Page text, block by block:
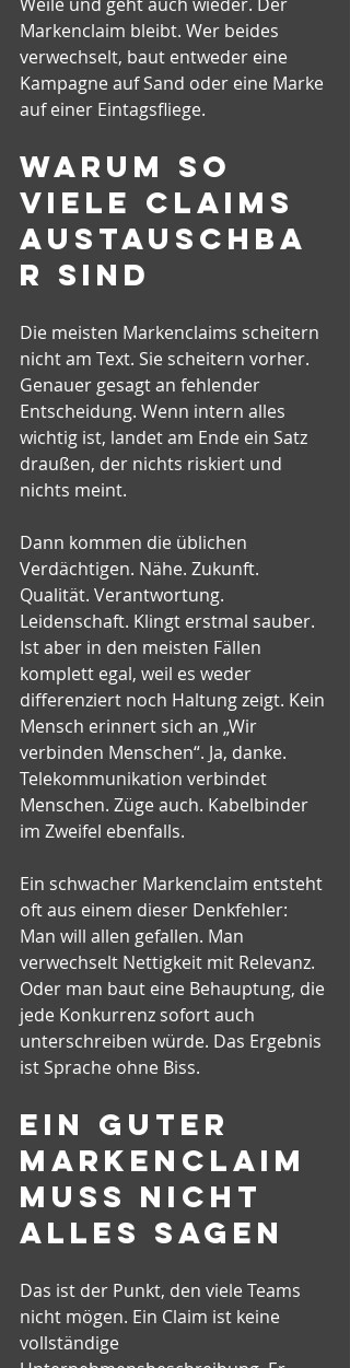
Markenclaim bleibt. Wer beides
verwechselt, baut entweder eine
Kampagne auf Sand oder eine Marke
auf einer Eintagsfliege.
Warum so
viele Claims
austauschba
r sind
Die meisten Markenclaims scheitern
nicht am Text. Sie scheitern vorher.
Genauer gesagt an fehlender
Entscheidung. Wenn intern alles
wichtig ist, landet am Ende ein Satz
draußen, der nichts riskiert und
nichts meint.
Dann kommen die üblichen
Verdächtigen. Nähe. Zukunft.
Qualität. Verantwortung.
Leidenschaft. Klingt erstmal sauber.
Ist aber in den meisten Fällen
komplett egal, weil es weder
differenziert noch Haltung zeigt. Kein
Mensch erinnert sich an „Wir
verbinden Menschen“. Ja, danke.
Telekommunikation verbindet
Menschen. Züge auch. Kabelbinder
im Zweifel ebenfalls.
Ein schwacher Markenclaim entsteht
oft aus einem dieser Denkfehler:
Man will allen gefallen. Man
verwechselt Nettigkeit mit Relevanz.
Oder man baut eine Behauptung, die
jede Konkurrenz sofort auch
unterschreiben würde. Das Ergebnis
ist Sprache ohne Biss.
Ein guter
Markenclaim
muss nicht
alles sagen
Das ist der Punkt, den viele Teams
nicht mögen. Ein Claim ist keine
vollständige